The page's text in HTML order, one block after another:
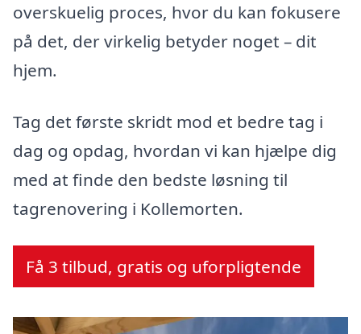
overskuelig proces, hvor du kan fokusere
på det, der virkelig betyder noget – dit
hjem.
Tag det første skridt mod et bedre tag i
dag og opdag, hvordan vi kan hjælpe dig
med at finde den bedste løsning til
tagrenovering i Kollemorten.
Få 3 tilbud, gratis og uforpligtende